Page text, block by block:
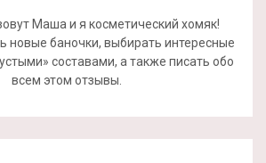
Маша и я косметический хомяк!
новые баночки, выбирать интересные
составами, а также писать обо
всем этом отзывы.